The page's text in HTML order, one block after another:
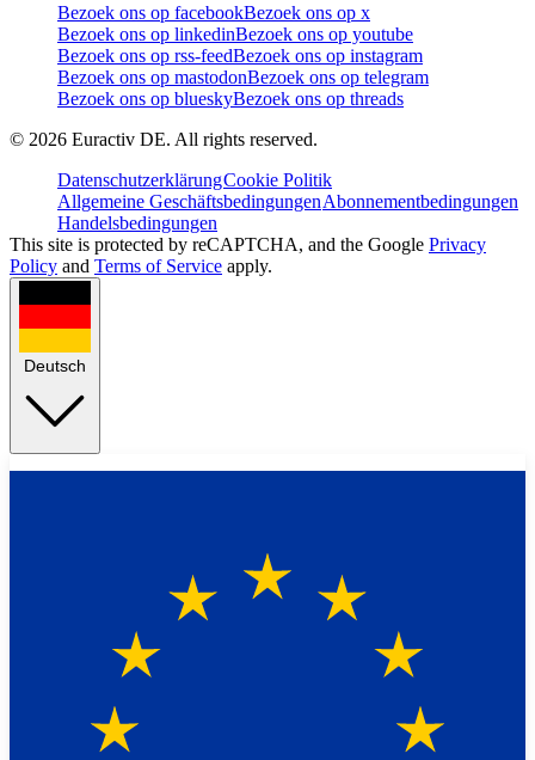
Bezoek ons op facebookBezoek ons op x
Bezoek ons op linkedinBezoek ons op youtube
Bezoek ons op rss-feedBezoek ons op instagram
Bezoek ons op mastodonBezoek ons op telegram
Bezoek ons op blueskyBezoek ons op threads
© 2026 Euractiv DE. All rights reserved.
DatenschutzerklärungCookie Politik
Allgemeine GeschäftsbedingungenAbonnementbedingungen
Handelsbedingungen
This site is protected by reCAPTCHA, and the Google Privacy
Policy and Terms of Service apply.
Deutsch